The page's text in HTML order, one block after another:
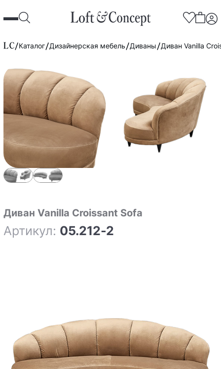
Каталог Дизайнерская мебель Диваны Диван Vanilla
Диван Vanilla Croissant Sofa
Артикул: 05.212-2